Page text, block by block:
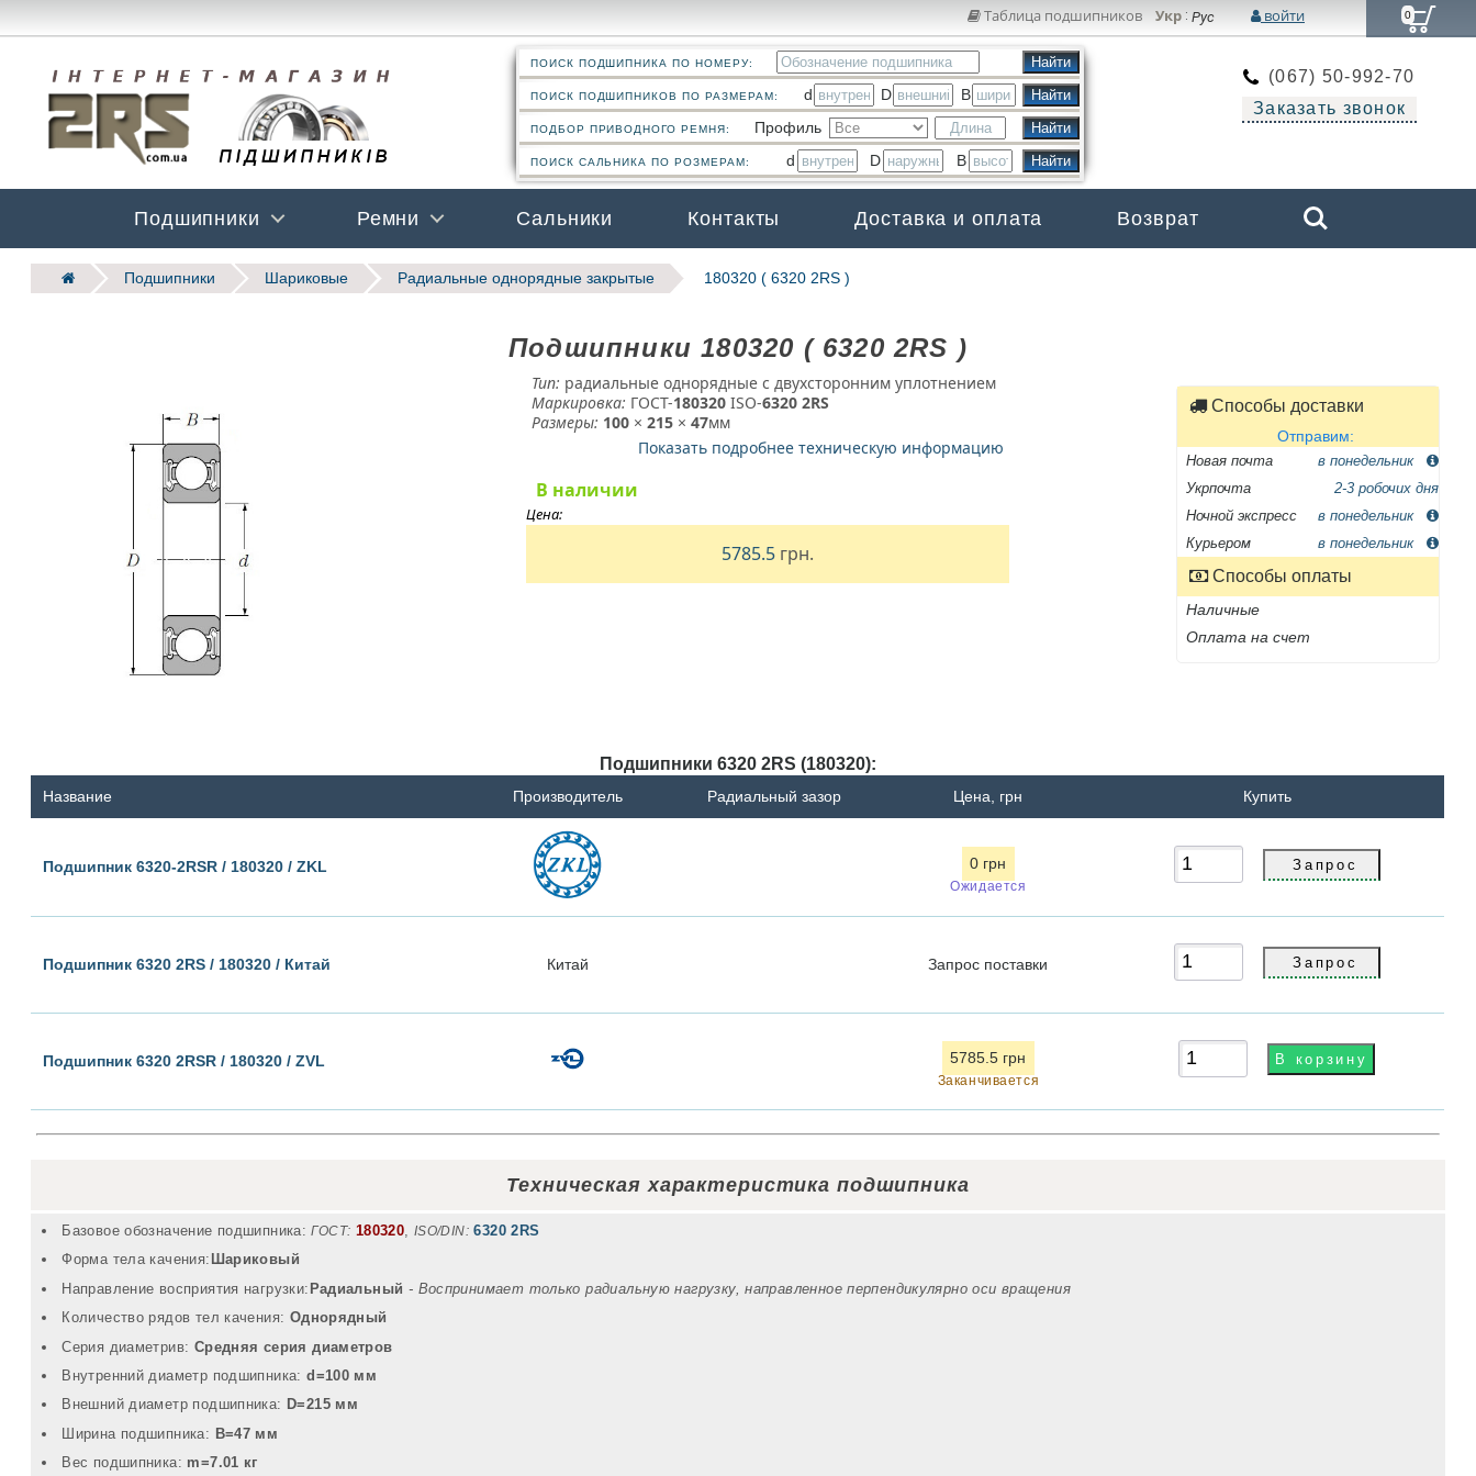
Таблица подшипников Укр: Рус войти
(067) 50-992-70
Заказать звонок
ПОИСК ПОДШИПНИКА ПО НОМЕРУ:
ПОИСК ПОДШИПНИКОВ ПО РАЗМЕРАМ: d D B
ПОДБОР ПРИВОДНОГО РЕМНЯ: Профиль
ПОИСК САЛЬНИКА ПО РОЗМЕРАМ: d D B
Подшипники Ремни Сальники Контакты Доставка и оплата Возврат
Search
0
Подшипники Шариковые Радиальные однорядные закрытые 180320 ( 6320 2RS )
Подшипники 180320 ( 6320 2RS )
Тип: радиальные однорядные с двухсторонним уплотнением
Маркировка: ГОСТ-180320­ ISO-6320 2RS
Размеры: 100× 215× 47мм
Показать подробнее техническую информацию
В наличии
Цена:
5785.5 грн.
Способы доставки
Отправим:
Новая почта
в понедельник
Укрпочта
2-3 робочих дня
Ночной экспресс
в понедельник
Курьером
в понедельник
Способы оплаты
Наличные
Оплата на счет
Подшипники 6320 2RS (180320):
Название Производитель Радиальный зазор Цена, грн Купить
Подшипник 6320-2RSR / 180320 / ZKL 0 грн
Ожидается
Подшипник 6320 2RS / 180320 / Китай Китай Запрос поставки
Подшипник 6320 2RSR / 180320 / ZVL 5785.5 грн
Заканчивается
Техническая характеристика подшипника
Базовое обозначение подшипника: ГОСТ: 180320, ISO/DIN: 6320 2RS
Форма тела качения: Шариковый
Направление восприятия нагрузки: Радиальный - Воспринимает только радиальную нагрузку, направленное перпендикулярно оси вращения
Количество рядов тел качения: Однорядный
Серия диаметрив: Средняя серия диаметров
Внутренний диаметр подшипника:d=100 мм
Внешний диаметр подшипника: D=215 мм
Ширина подшипника: B=47 мм
Вec подшипника: m=7.01 кг